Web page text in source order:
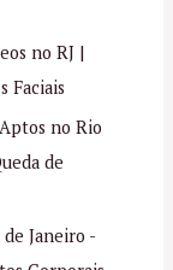
no RJ |
Faciais
no Rio
de
Janeiro -